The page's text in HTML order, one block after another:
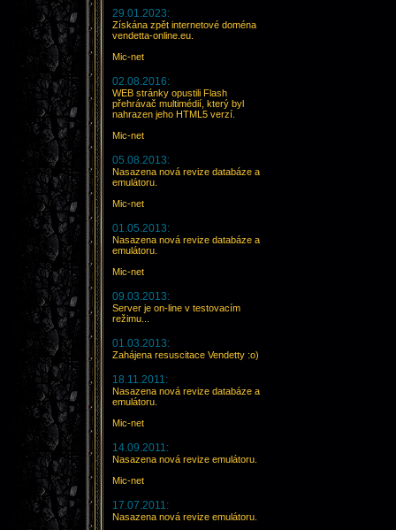
29.01.2023:
Získána zpět internetové doména
vendetta-online.eu.
Mic-net
02.08.2016:
WEB stránky opustili Flash
přehrávač multimédií, který byl
nahrazen jeho HTML5 verzí.
Mic-net
05.08.2013:
Nasazena nová revize databáze a
emulátoru.
Mic-net
01.05.2013:
Nasazena nová revize databáze a
emulátoru.
Mic-net
09.03.2013:
Server je on-line v testovacím
režimu...
01.03.2013:
Zahájena resuscitace Vendetty :o)
18.11.2011:
Nasazena nová revize databáze a
emulátoru.
Mic-net
14.09.2011:
Nasazena nová revize emulátoru.
Mic-net
17.07.2011:
Nasazena nová revize emulátoru.